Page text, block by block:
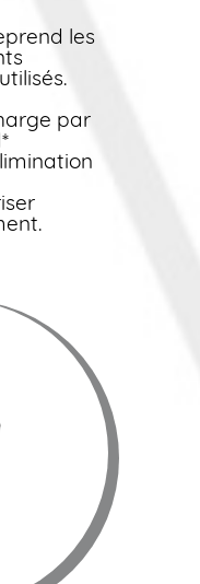
les
par